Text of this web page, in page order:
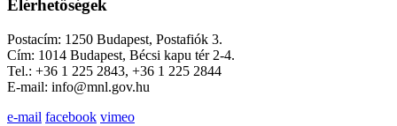
Elérhetőségek
Postacím: 1250 Budapest, Postafiók 3.
Cím: 1014 Budapest, Bécsi kapu tér 2-4.
Tel.: +36 1 225 2843, +36 1 225 2844
E-mail: info@mnl.gov.hu
e-mail facebook vimeo